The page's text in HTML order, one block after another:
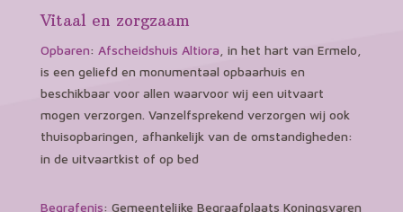
Vitaal en zorgzaam
Opbaren: Afscheidshuis Altiora , in het hart van Ermelo,
is een geliefd en monumentaal opbaarhuis en
beschikbaar voor allen waarvoor wij een uitvaart
mogen verzorgen. Vanzelfsprekend verzorgen wij ook
thuisopbaringen, afhankelijk van de omstandigheden:
in de uitvaartkist of op bed
Begrafenis: Gemeentelijke Begraafplaats Koningsvaren